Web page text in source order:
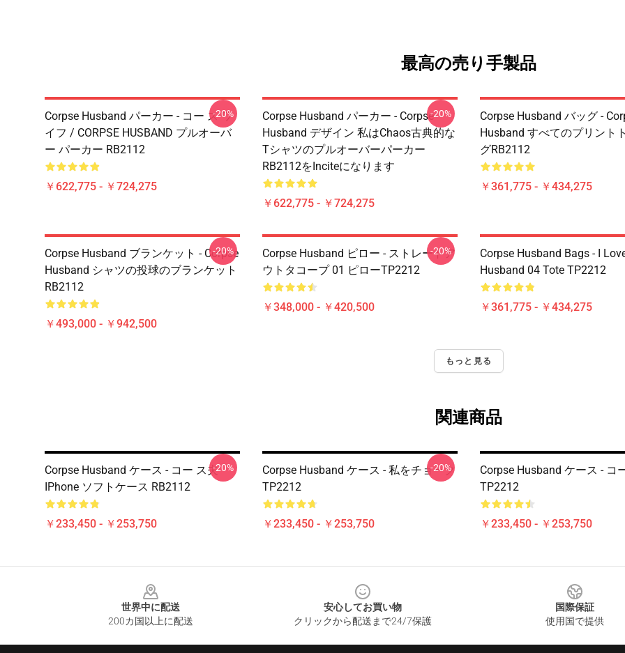
最高の売り手製品
Corpse Husband パーカー - コー ス ワ
イフ / CORPSE HUSBAND プルオーバ
ー パーカー RB2112
￥622,775 - ￥724,275
-20%
Corpse Husband パーカー - Corpse
Husband デザイン 私はchaos古典的な
Tシャツのプルオーバーパーカー
RB2112をinciteになります
￥622,775 - ￥724,275
-20%
Corpse Husband バッグ -
Husband すべてのプリント
グRB2112
￥361,775 - ￥434,275
Corpse Husband ブランケット - Corpse
Husband シャツの投球のブランケット
RB2112
￥493,000 - ￥942,500
-20%
Corpse Husband ピロー - ストレートア
ウトタコープ 01 ピローTP2212
￥348,000 - ￥420,500
-20%
Corpse Husband Bags - I
Husband 04 Tote TP2212
￥361,775 - ￥434,275
もっと見る
関連商品
Corpse Husband ケース - コー ス夫
IPhone ソフトケース RB2112
￥233,450 - ￥253,750
-20%
Corpse Husband ケース - 私をチョーク
TP2212
￥233,450 - ￥253,750
-20%
Corpse Husband ケース - コ
TP2212
￥233,450 - ￥253,750
世界中に配送
200カ国以上に配送
安心してお買い物
クリックから配送まで24/7保護
国際保証
使用国で提供